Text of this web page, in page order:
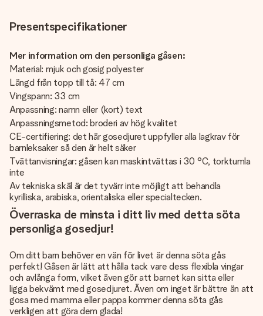
Presentspecifikationer
Mer information om den personliga gåsen:
Material: mjuk och gosig polyester
Längd från topp till tå: 47 cm
Vingspann: 33 cm
Anpassning: namn eller (kort) text
Anpassningsmetod: broderi av hög kvalitet
CE-certifiering: det här gosedjuret uppfyller alla lagkrav för
barnleksaker så den är helt säker
Tvättanvisningar: gåsen kan maskintvättas i 30 °C, torktumla
inte
Av tekniska skäl är det tyvärr inte möjligt att behandla
kyrilliska, arabiska, orientaliska eller specialtecken.
Överraska de minsta i ditt liv med detta söta
personliga gosedjur!
Om ditt barn behöver en vän för livet är denna söta gås
perfekt! Gåsen är lätt att hålla tack vare dess flexibla vingar
och avlånga form, vilket även gör att barnet kan sitta eller
ligga bekvämt med gosedjuret. Även om inget är bättre än att
gosa med mamma eller pappa kommer denna söta gås
verkligen att göra dem glada!